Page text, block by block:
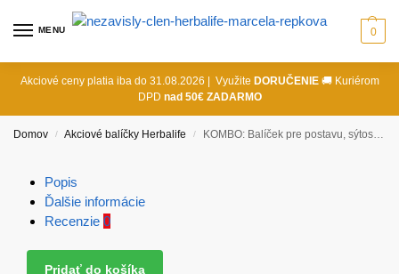
MENU 0
Akciové ceny platia iba do 31.08.2026 | Využite DORUČENIE🚚 Kuriérom
DPD nad 50€ ZADARMO
Domov / Akciové balíčky Herbalife / KOMBO: Balíček pre postavu, sýtosť a zdravé trávenie
Popis
Ďalšie informácie
Recenzie 0
Pridať do košíka